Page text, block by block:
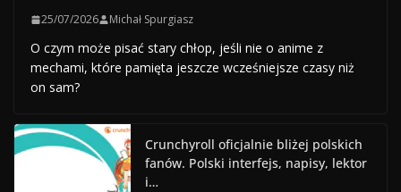
25/07/2026 Michał Spurgiasz
O czym może pisać stary chłop, jeśli nie o anime z
mechami, które pamięta jeszcze wcześniejsze czasy niż
on sam?
Crunchyroll oficjalnie bliżej polskich
fanów. Polski interfejs, napisy, lektor
i…